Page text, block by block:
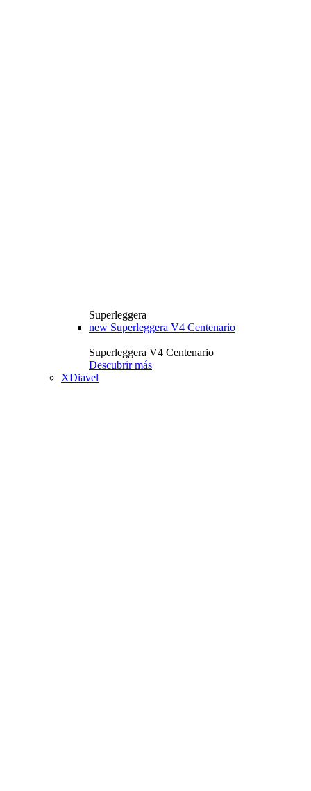
Superleggera
new Superleggera V4 Centenario
Superleggera V4 Centenario
Descubrir más
XDiavel